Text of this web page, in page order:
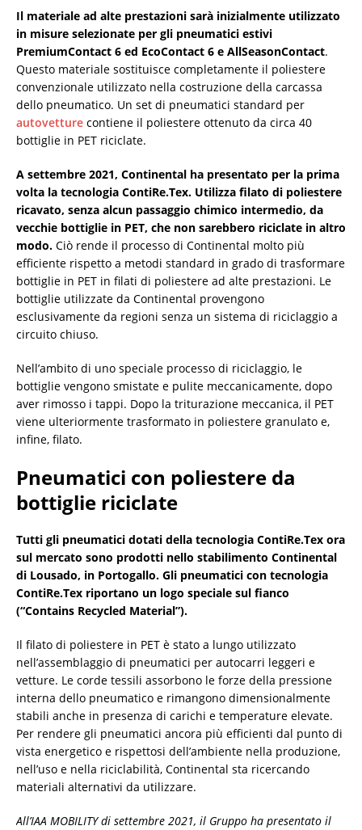
Il materiale ad alte prestazioni sarà inizialmente utilizzato
in misure selezionate per gli pneumatici estivi
PremiumContact 6 ed EcoContact 6 e AllSeasonContact.
Questo materiale sostituisce completamente il poliestere
convenzionale utilizzato nella costruzione della carcassa
dello pneumatico. Un set di pneumatici standard per
autovetture contiene il poliestere ottenuto da circa 40
bottiglie in PET riciclate.
A settembre 2021, Continental ha presentato per la prima
volta la tecnologia ContiRe.Tex. Utilizza filato di poliestere
ricavato, senza alcun passaggio chimico intermedio, da
vecchie bottiglie in PET, che non sarebbero riciclate in altro
modo. Ciò rende il processo di Continental molto più
efficiente rispetto a metodi standard in grado di trasformare
bottiglie in PET in filati di poliestere ad alte prestazioni. Le
bottiglie utilizzate da Continental provengono
esclusivamente da regioni senza un sistema di riciclaggio a
circuito chiuso.
Nell’ambito di uno speciale processo di riciclaggio, le
bottiglie vengono smistate e pulite meccanicamente, dopo
aver rimosso i tappi. Dopo la triturazione meccanica, il PET
viene ulteriormente trasformato in poliestere granulato e,
infine, filato.
Pneumatici con poliestere da
bottiglie riciclate
Tutti gli pneumatici dotati della tecnologia ContiRe.Tex ora
sul mercato sono prodotti nello stabilimento Continental
di Lousado, in Portogallo. Gli pneumatici con tecnologia
ContiRe.Tex riportano un logo speciale sul fianco
(“Contains Recycled Material”).
Il filato di poliestere in PET è stato a lungo utilizzato
nell’assemblaggio di pneumatici per autocarri leggeri e
vetture. Le corde tessili assorbono le forze della pressione
interna dello pneumatico e rimangono dimensionalmente
stabili anche in presenza di carichi e temperature elevate.
Per rendere gli pneumatici ancora più efficienti dal punto di
vista energetico e rispettosi dell’ambiente nella produzione,
nell’uso e nella riciclabilità, Continental sta ricercando
materiali alternativi da utilizzare.
All’IAA MOBILITY di settembre 2021, il Gruppo ha presentato il